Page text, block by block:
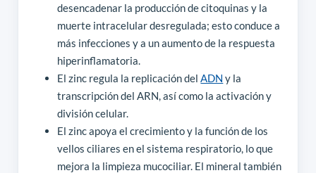
desencadenar la producción de citoquinas y la
muerte intracelular desregulada; esto conduce a
más infecciones y a un aumento de la respuesta
hiperinflamatoria.
El zinc regula la replicación delADN y la
transcripción del ARN, así como la activación y
división celular.
El zinc apoya el crecimiento y la función de los
vellos ciliares en el sistema respiratorio, lo que
mejora la limpieza mucociliar. El mineral también